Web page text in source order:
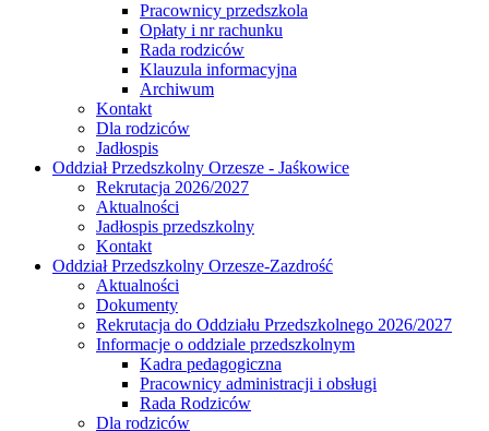
Pracownicy przedszkola
Opłaty i nr rachunku
Rada rodziców
Klauzula informacyjna
Archiwum
Kontakt
Dla rodziców
Jadłospis
Oddział Przedszkolny Orzesze - Jaśkowice
Rekrutacja 2026/2027
Aktualności
Jadłospis przedszkolny
Kontakt
Oddział Przedszkolny Orzesze-Zazdrość
Aktualności
Dokumenty
Rekrutacja do Oddziału Przedszkolnego 2026/2027
Informacje o oddziale przedszkolnym
Kadra pedagogiczna
Pracownicy administracji i obsługi
Rada Rodziców
Dla rodziców